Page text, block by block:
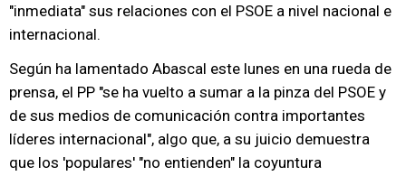
"inmediata" sus relaciones con el PSOE a nivel nacional e
internacional.
Según ha lamentado Abascal este lunes en una rueda de
prensa, el PP "se ha vuelto a sumar a la pinza del PSOE y
de sus medios de comunicación contra importantes
líderes internacional", algo que, a su juicio demuestra
que los 'populares' "no entienden" la coyuntura